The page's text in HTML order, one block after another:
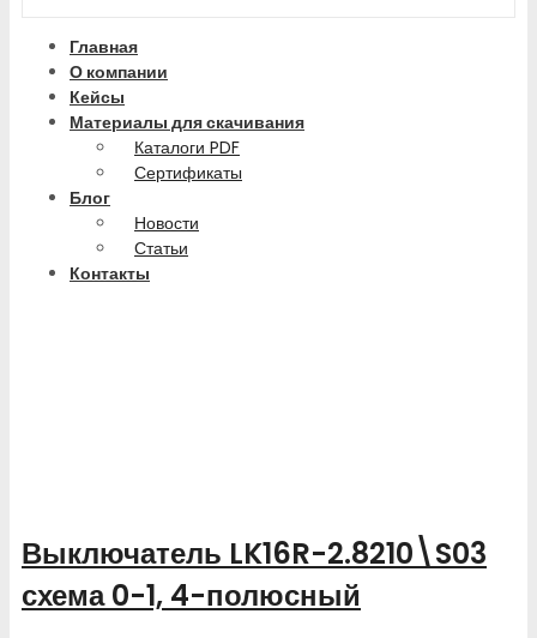
Главная
О компании
Кейсы
Материалы для скачивания
Каталоги PDF
Сертификаты
Блог
Новости
Статьи
Контакты
Выключатель LK16R-2.8210\S03
схема 0-1, 4-полюсный